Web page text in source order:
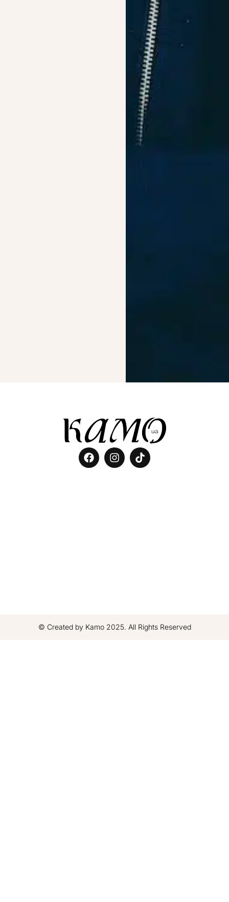
© Created by Kamo 2025. All Rights Reserved